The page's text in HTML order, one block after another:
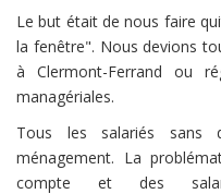
Le but était de nous faire
la fenêtre". Nous devions
à Clermont-Ferrand ou
managériales.
Tous les salariés sans
ménagement. La
compte et des